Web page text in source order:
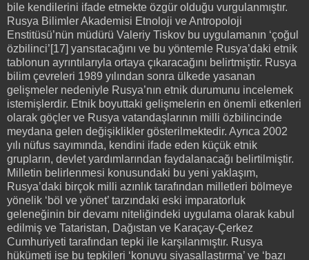
bile kendilerini ifade etmekte özgür olduğu vurgulanmıştır.
Rusya Bilimler Akademisi Etnoloji ve Antropoloji
Enstitüsü’nün müdürü Valeriy Tiskov bu uygulamanın ‘çoğul
özbilinci’[17] yansıtacağını ve bu yöntemle Rusya’daki etnik
tablonun ayrıntılarıyla ortaya çıkaracağını belirtmiştir. Rusya
bilim çevreleri 1989 yılından sonra ülkede yasanan
gelişmeler nedeniyle Rusya’nın etnik durumunu incelemek
istemişlerdir. Etnik boyuttaki gelişmelerin en önemli etkenleri
olarak göçler ve Rusya vatandaşlarının milli özbilincinde
meydana gelen değişiklikler gösterilmektedir. Ayrıca 2002
yılı nüfus sayımında, kendini ifade eden küçük etnik
grupların, devlet yardımlarından faydalanacağı belirtilmiştir.
Milletin belirlenmesi konusundaki bu yeni yaklaşım,
Rusya’daki birçok milli azınlık tarafından milletleri bölmeye
yönelik ‘böl ve yönet’ tarzındaki eski imparatorluk
geleneğinin bir devamı niteliğindeki uygulama olarak kabul
edilmiş ve Tataristan, Dağıstan ve Karaçay-Çerkez
Cumhuriyeti tarafından tepki ile karşılanmıştır. Rusya
hükümeti ise bu tepkileri ‘konuyu siyasallaştırma’ ve ‘bazı